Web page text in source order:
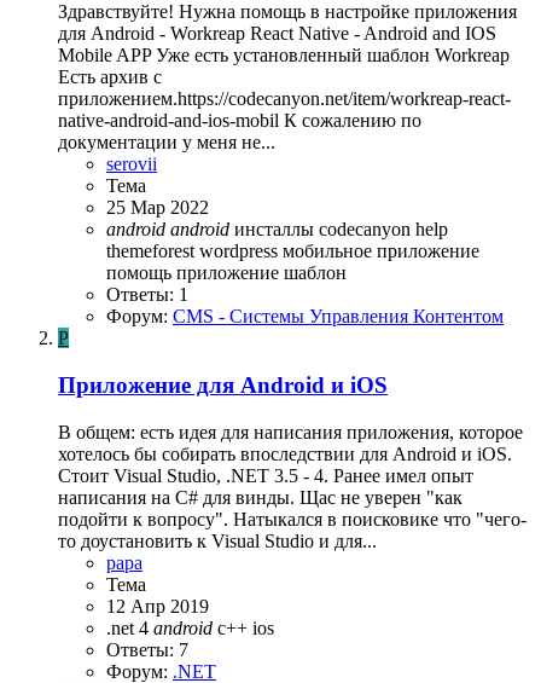
Здравствуйте! Нужна помощь в настройке приложения
для Android - Workreap React Native - Android and IOS
Mobile APP Уже есть установленный шаблон Workreap
Есть архив с
приложением.https://codecanyon.net/item/workreap-react-
native-android-and-ios-mobil К сожалению по
документации у меня не...
serovii
Тема
25 Мар 2022
android android инсталлы codecanyon help
themeforest wordpress мобильное приложение
помощь приложение шаблон
Ответы: 1
Форум: CMS - Системы Управления Контентом
P
Приложение для Android и iOS
В общем: есть идея для написания приложения, которое
хотелось бы собирать впоследствии для Android и iOS.
Стоит Visual Studio, .NET 3.5 - 4. Ранее имел опыт
написания на C# для винды. Щас не уверен "как
подойти к вопросу". Натыкался в поисковике что "чего-
то доустановить к Visual Studio и для...
papa
Тема
12 Апр 2019
.net 4 android c++ ios
Ответы: 7
Форум: .NET